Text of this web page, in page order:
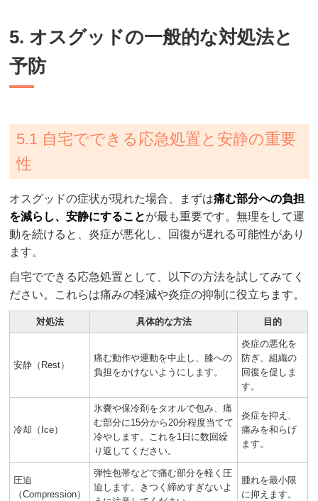
5. オスグッドの一般的な対処法と
予防
5.1 自宅でできる応急処置と安静の重要
性
オスグッドの症状が現れた場合、まずは痛む部分への負担
を減らし、安静にすることが最も重要です。無理をして運
動を続けると、炎症が悪化し、回復が遅れる可能性があり
ます。
自宅でできる応急処置として、以下の方法を試してみてく
ださい。これらは痛みの軽減や炎症の抑制に役立ちます。
対処法 具体的な方法 目的
安静（Rest）
痛む動作や運動を中止し、膝への
負担をかけないようにします。
炎症の悪化を
防ぎ、組織の
回復を促しま
す。
冷却（Ice）
氷嚢や保冷剤をタオルで包み、痛
む部分に15分から20分程度当てて
冷やします。これを1日に数回繰
り返してください。
炎症を抑え、
痛みを和らげ
ます。
圧迫
（Compression）
弾性包帯などで痛む部分を軽く圧
迫します。きつく締めすぎないよ
腫れを最小限
に抑えます。